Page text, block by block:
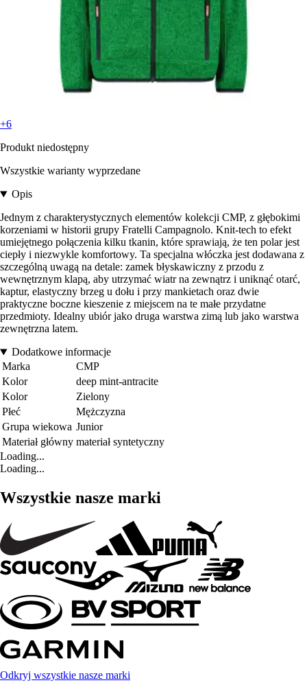
+6
Produkt niedostępny
Wszystkie warianty wyprzedane
Opis
Jednym z charakterystycznych elementów kolekcji CMP, z głębokimi
korzeniami w historii grupy Fratelli Campagnolo. Knit-tech to efekt
umiejętnego połączenia kilku tkanin, które sprawiają, że ten polar jest
ciepły i niezwykle komfortowy. Ta specjalna włóczka jest dodawana z
szczególną uwagą na detale: zamek błyskawiczny z przodu z
wewnętrznym klapą, aby utrzymać wiatr na zewnątrz i uniknąć otarć,
kaptur, elastyczny brzeg u dołu i przy mankietach oraz dwie
praktyczne boczne kieszenie z miejscem na te małe przydatne
przedmioty. Idealny ubiór jako druga warstwa zimą lub jako warstwa
zewnętrzna latem.
Dodatkowe informacje
Marka
CMP
Kolor
deep mint-antracite
Kolor
Zielony
Płeć
Mężczyzna
Grupa wiekowa Junior
Materiał główny materiał syntetyczny
Loading...
Loading...
Wszystkie nasze marki
Odkryj wszystkie nasze marki